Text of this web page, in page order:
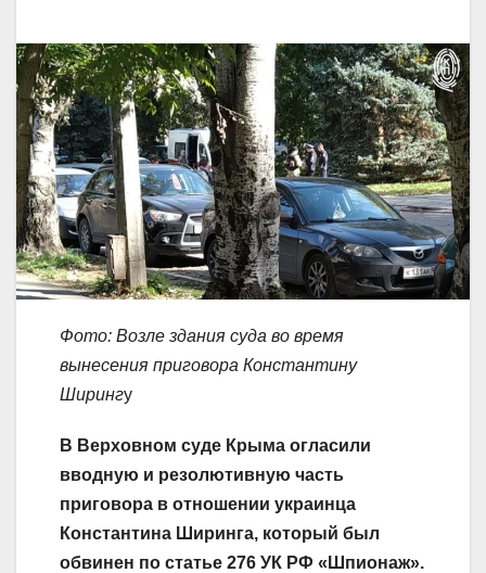
Фото: Возле здания суда во время
вынесения приговора Константину
Ширингу
В Верховном суде Крыма огласили
вводную и резолютивную часть
приговора в отношении украинца
Константина Ширинга, который был
обвинен по статье 276 УК РФ «Шпионаж».